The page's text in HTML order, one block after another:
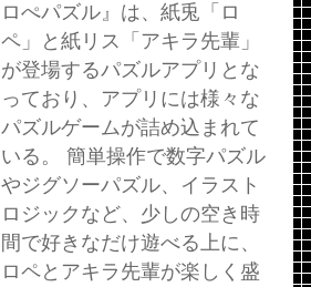
ロぺパズル』は、紙兎「ロ
ペ」と紙リス「アキラ先輩」
が登場するパズルアプリとな
っており、アプリには様々な
パズルゲームが詰め込まれて
いる。 簡単操作で数字パズル
やジグソーパズル、イラスト
ロジックなど、少しの空き時
間で好きなだけ遊べる上に、
ロペとアキラ先輩が楽しく盛